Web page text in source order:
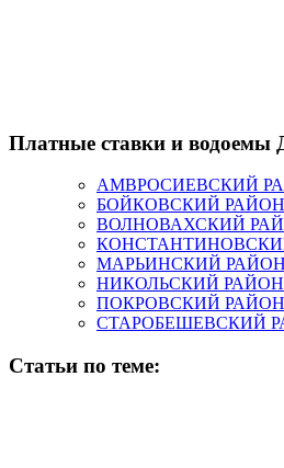
Платные ставки и водоемы
АМВРОСИЕВСКИЙ
БОЙКОВСКИЙ РАЙОН
ВОЛНОВАХСКИЙ
МАРЬИНСКИЙ РАЙОН
НИКОЛЬСКИЙ РАЙОН
ПОКРОВСКИЙ РАЙОН
СТАРОБЕШЕВСКИЙ
Статьи по теме: